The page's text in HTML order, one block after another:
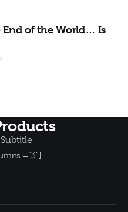
End of the World… Is
="3"]